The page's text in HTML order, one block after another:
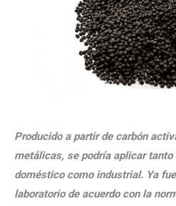
Producido a partir de carbón
metálicas, se podría aplicar
doméstico como industrial. Ya
laboratorio de acuerdo con la